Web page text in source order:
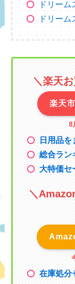
ドリーム
ドリー
＼楽天
楽天
8
日用品
総合ラン
大特価セ
＼
在庫処分